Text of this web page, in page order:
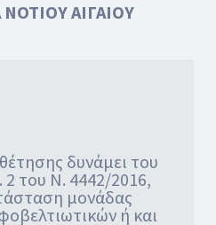
ΑΙΓΑΙΟΥ
δυνάμει του
του Ν. 4442/2016,
μονάδας
ή και